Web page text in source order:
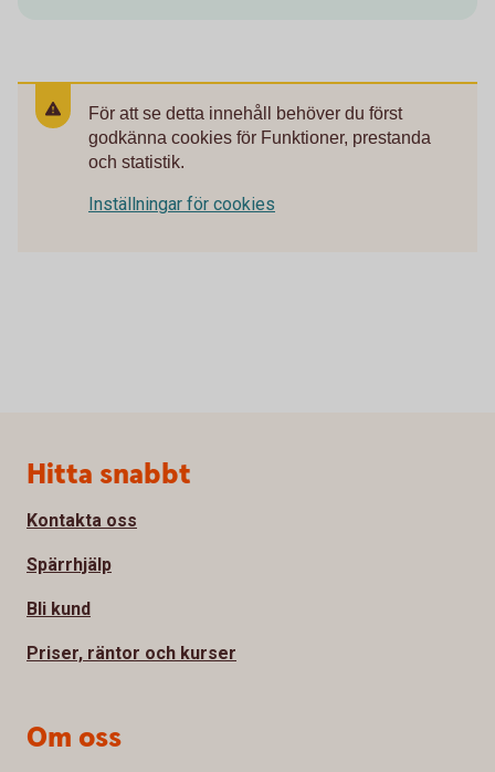
För att se detta innehåll behöver du först
godkänna cookies för Funktioner, prestanda
och statistik.
Inställningar för cookies
Sidfot
Hitta snabbt
Kontakta oss
Spärrhjälp
Bli kund
Priser, räntor och kurser
Om oss